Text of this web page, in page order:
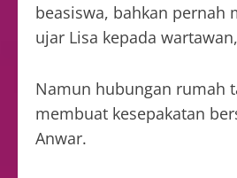
beasiswa, bahkan pernah
ujar Lisa kepada
Namun hubungan rumah
membuat kesepakatan
Anwar.